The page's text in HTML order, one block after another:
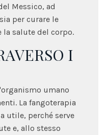
Messico, ad
per curare le
la salute del corpo.
I
umano
La fangoterapia
utile, perché serve
e, allo stesso